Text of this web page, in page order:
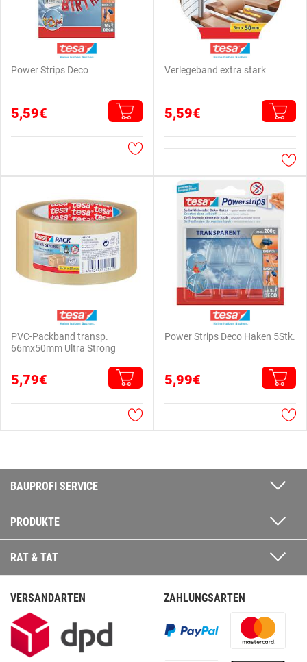
Power Strips Deco
5,59€
Verlegeband extra stark
5,59€
PVC-Packband transp.
66mx50mm Ultra Strong
5,79€
Power Strips Deco Haken 5Stk.
5,99€
BAUPROFI SERVICE
PRODUKTE
RAT & TAT
VERSANDARTEN ZAHLUNGSARTEN